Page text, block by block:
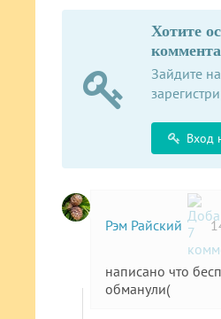
Хотите
Зайдите
Вход
Рэм Райский
написано что
обманули(